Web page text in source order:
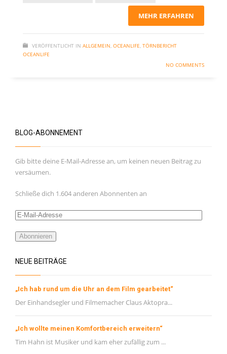
MEHR ERFAHREN
VERÖFFENTLICHT IN ALLGEMEIN, OCEANLIFE, TÖRNBERICHT
OCEANLIFE
NO COMMENTS
BLOG-ABONNEMENT
Gib bitte deine E-Mail-Adresse an, um keinen neuen Beitrag zu
versäumen.
Schließe dich 1.604 anderen Abonnenten an
E-
Adresse
Abonnieren
NEUE BEITRÄGE
„Ich hab rund um die Uhr an dem Film gearbeitet“
Der Einhandsegler und Filmemacher Claus Aktopra...
„Ich wollte meinen Komfortbereich erweitern“
Tim Hahn ist Musiker und kam eher zufällig zum ...